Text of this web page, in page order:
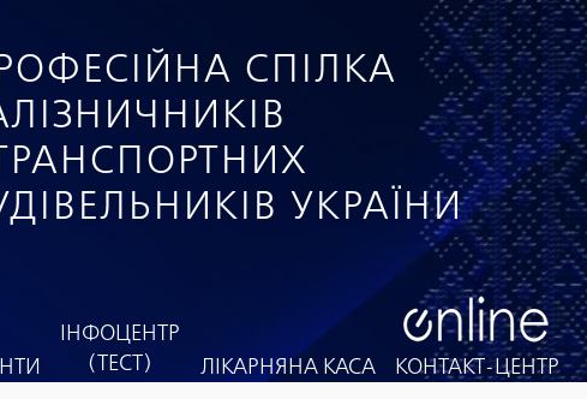
СПІЛКА
ТРАНСПОРТНИХ
УКРАЇНИ
ІНФОЦЕНТР
(ТЕСТ)
ЛІКАРНЯНА КАСА КОНТАКТ-ЦЕНТР